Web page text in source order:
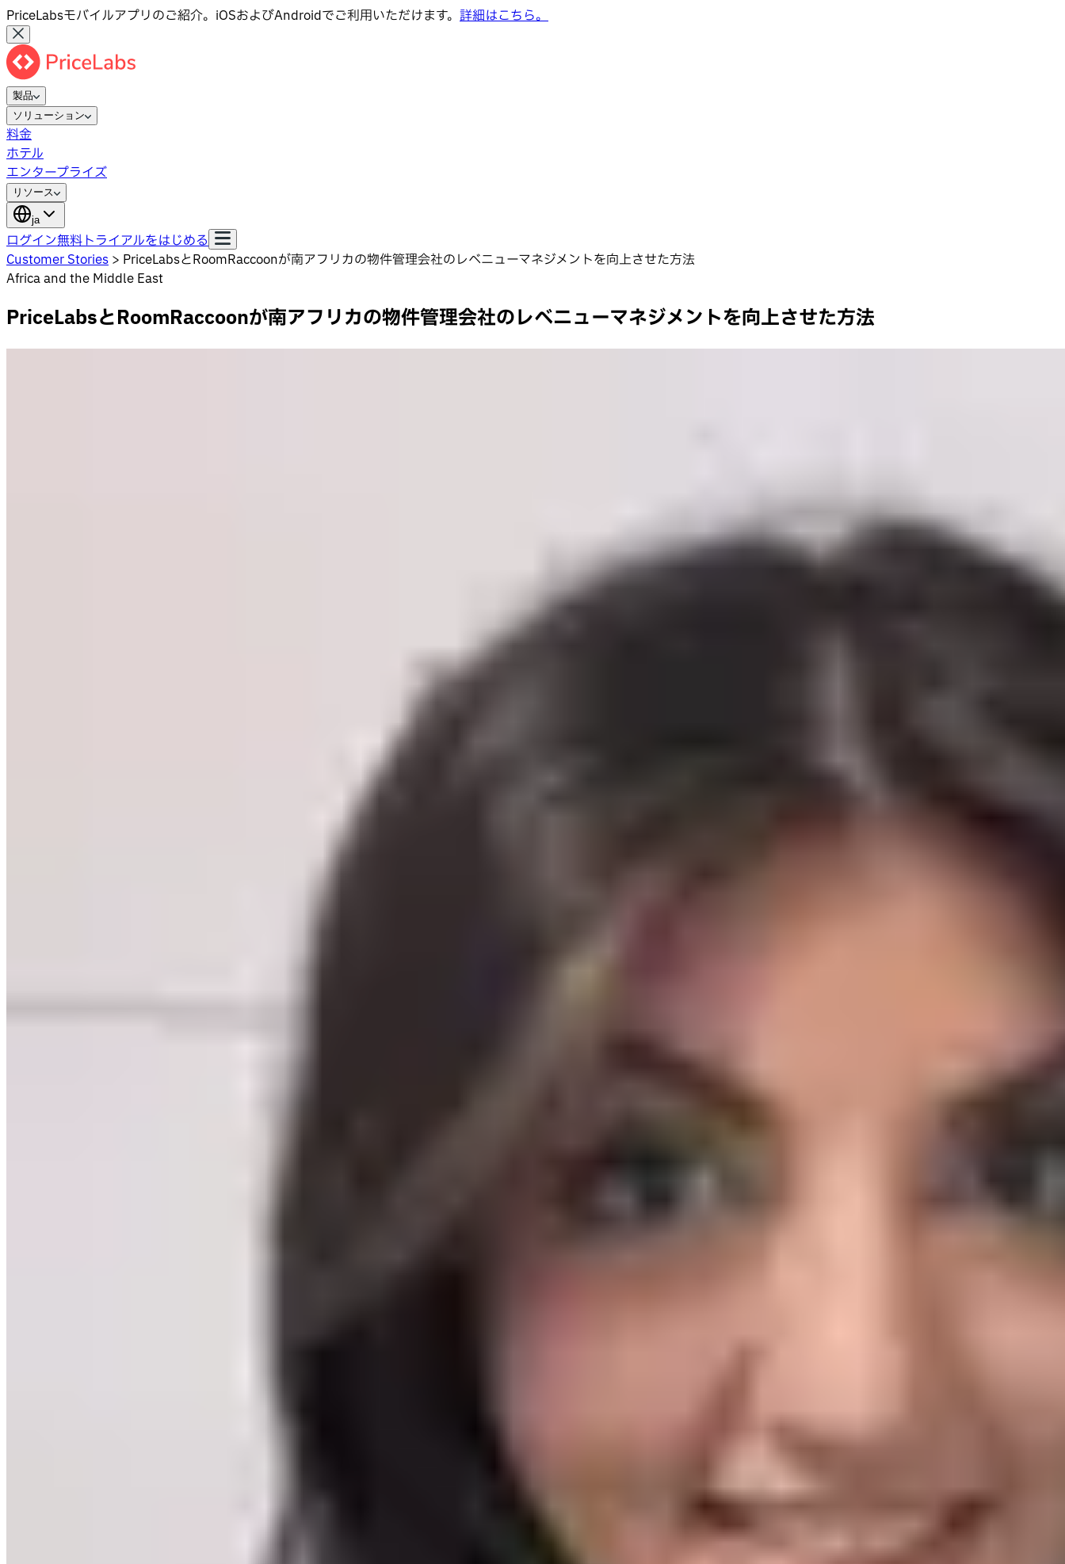
PriceLabsモバイルアプリのご紹介。iOSおよびAndroidでご利用いただけます。 詳細はこちら。
製品
ソリューション
料金
ホテル
エンタープライズ
リソース
ja
ログイン無料トライアルをはじめる
Customer Stories > PriceLabsとRoomRaccoonが南アフリカの物件管理会社のレベニューマネジメントを向上させた方法
Africa and the Middle East
PriceLabsとRoomRaccoonが南アフリカの物件管理会社のレベニューマネジメントを向上させた方法